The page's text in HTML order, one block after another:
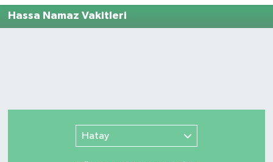
Hassa Namaz Vakitleri
Hatay
Son Dakika Haberleri